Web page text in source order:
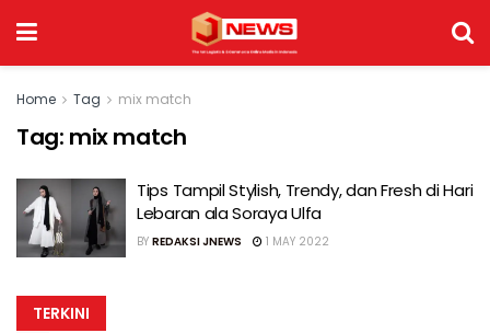
Home Tag mix match
Tag: mix match
Tips Tampil Stylish, Trendy, dan Fresh di Hari
Lebaran ala Soraya Ulfa
BY REDAKSI JNEWS 1 MAY 2022
TERKINI